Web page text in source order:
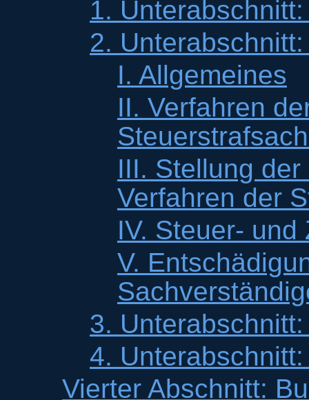
1.
2.
I. Allgemeines
II. Verfahren
III. Stellung
Verfahren der
IV. Steuer-
V.
3.
4.
Vierter Abschnitt: